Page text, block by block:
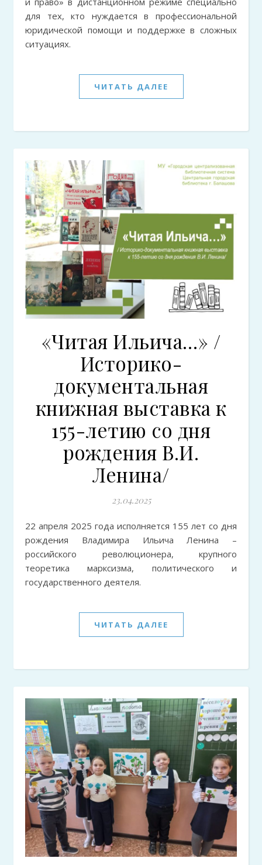
для тех, кто нуждается в профессиональной
юридической помощи и поддержке в сложных
ситуациях.
ЧИТАТЬ ДАЛЕЕ
«Читая Ильича…» /
Историко-
документальная
книжная выставка к
155-летию со дня
рождения В.И.
Ленина/
23.04.2025
22 апреля 2025 года исполняется 155 лет со дня
рождения Владимира Ильича Ленина –
российского революционера, крупного
теоретика марксизма, политического и
государственного деятеля.
ЧИТАТЬ ДАЛЕЕ